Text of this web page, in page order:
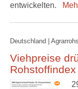
entwickelten.
Deutschland |
Viehpreise